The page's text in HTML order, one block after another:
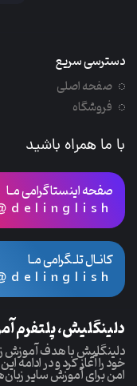
دسترسی سریع
صفحه اصلی
فروشگاه
با ما همراه باشید
صفحه اینستاگرامی مـا
کانـال تلـگرامی مـا
دلینگلیش، پلتفرم
خود را آغاز کرد و در
امن برای آموزش سایر